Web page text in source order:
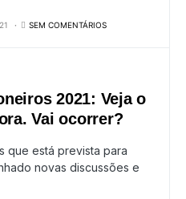
SEM COMENTÁRIOS
2021: Veja o
Vai ocorrer?
que está prevista para
novas discussões e